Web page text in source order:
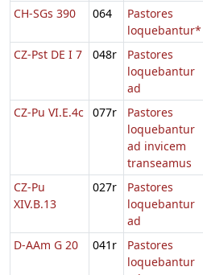
CH-SGs 390 064
Pastores
loquebantur*
CZ-Pst DE I 7
048r
Pastores
loquebantur
ad
CZ-Pu VI.E.4c 077r
Pastores
loquebantur
ad invicem
transeamus
CZ-Pu
XIV.B.13
027r
Pastores
loquebantur
ad
D-AAm G 20 041r
Pastores
loquebantur